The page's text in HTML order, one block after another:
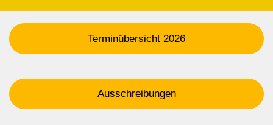
Terminübersicht 2026
Ausschreibungen